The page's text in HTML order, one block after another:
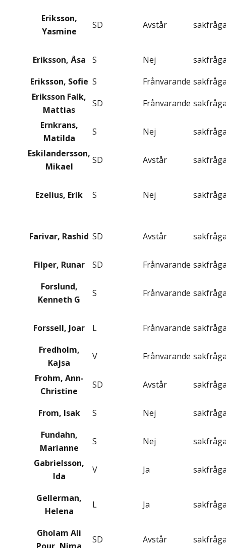
Eriksson,
Yasmine
SD Avstår
Eriksson, Åsa S Nej
Eriksson, Sofie S Frånvarande
Eriksson Falk,
Mattias
SD Frånvarande
Ernkrans,
Matilda
S Nej
Eskilandersson,
Mikael
SD Avstår
Ezelius, Erik S Nej
Farivar, Rashid SD Avstår
Filper, Runar SD Frånvarande
Forslund,
Kenneth G
S Frånvarande
Forssell, Joar L Frånvarande
Fredholm,
Kajsa
V Frånvarande
Frohm, Ann-
Christine
SD Avstår
From, Isak S Nej
Fundahn,
Marianne
S Nej
Gabrielsson,
Ida
V Ja
Gellerman,
Helena
L Ja
Gholam Ali
SD Avstår